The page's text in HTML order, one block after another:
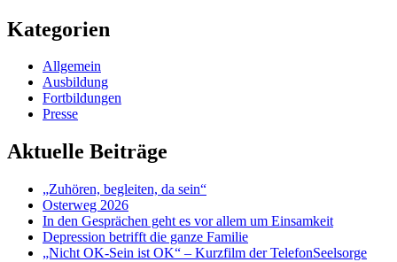
Kategorien
Allgemein
Ausbildung
Fortbildungen
Presse
Aktuelle Beiträge
„Zuhören, begleiten, da sein“
Osterweg 2026
In den Gesprächen geht es vor allem um Einsamkeit
Depression betrifft die ganze Familie
„Nicht OK-Sein ist OK“ – Kurzfilm der TelefonSeelsorge